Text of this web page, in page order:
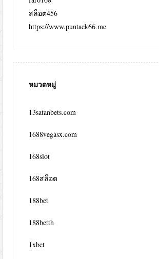
สล็อต456
https://www.puntaek66.me
หมวดหมู่
13satanbets.com
1688vegasx.com
168slot
168สล็อต
188bet
188betth
1xbet